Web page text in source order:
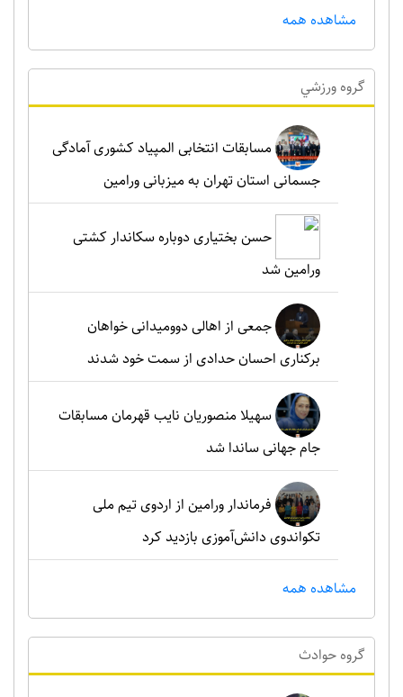
مشاهده همه
گروه ورزشي
مسابقات انتخابی المپیاد کشوری آمادگی
جسمانی استان تهران به میزبانی ورامین
حسن بختیاری دوباره سکاندار کشتی
ورامین شد
جمعی از اهالی دوومیدانی خواهان
برکناری احسان حدادی از سمت خود شدند
سهیلا منصوریان نایب قهرمان مسابقات
جام جهانی ساندا شد
فرماندار ورامین از اردوی تیم ملی
تکواندوی دانش‌آموزی بازدید کرد
مشاهده همه
گروه حوادث